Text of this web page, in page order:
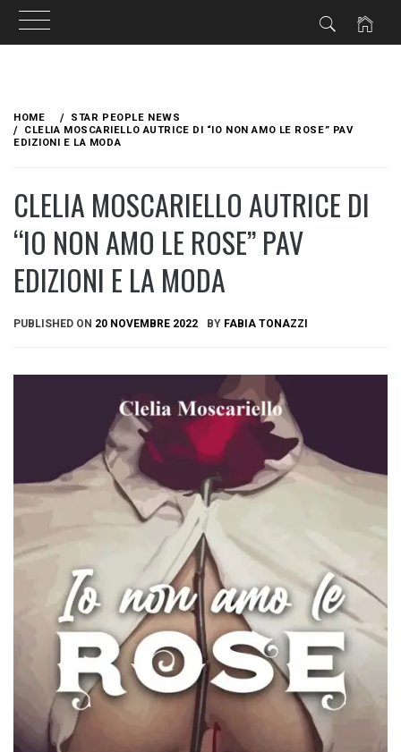
content
HOME
STAR PEOPLE NEWS
CLELIA MOSCARIELLO AUTRICE DI “IO NON AMO LE ROSE” PAV
EDIZIONI E LA MODA
CLELIA MOSCARIELLO AUTRICE DI
“IO NON AMO LE ROSE” PAV
EDIZIONI E LA MODA
PUBLISHED ON 20 NOVEMBRE 2022 BY FABIA TONAZZI